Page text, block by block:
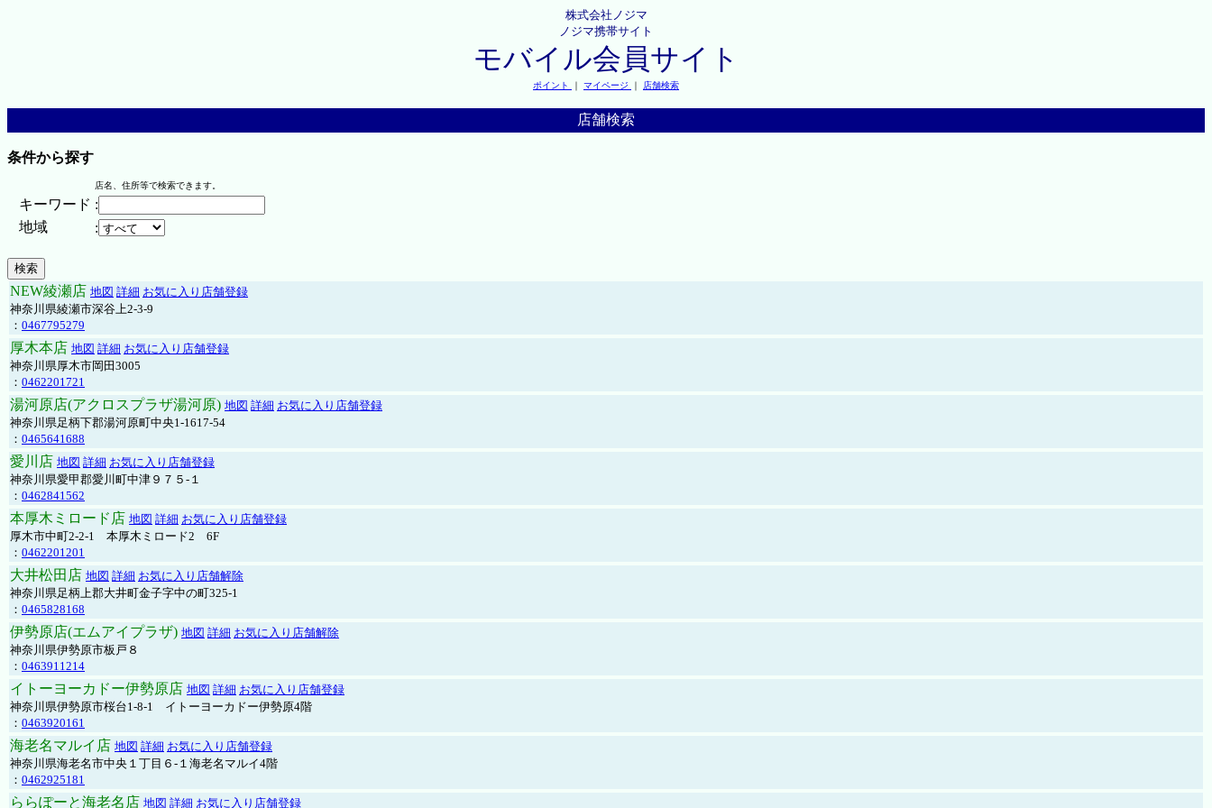
株式会社ノジマ
ノジマ携帯サイト
モバイル会員サイト
ポイント ｜ マイページ ｜ 店舗検索
店舗検索
条件から探す
店名、住所等で検索できます。
キーワード :
地域
:
NEW綾瀬店 地図 詳細 お気に入り店舗登録
神奈川県綾瀬市深谷上2-3-9
： 0467795279
厚木本店 地図 詳細 お気に入り店舗登録
神奈川県厚木市岡田3005
： 0462201721
湯河原店(アクロスプラザ湯河原) 地図 詳細 お気に入り店舗登録
神奈川県足柄下郡湯河原町中央1-1617-54
： 0465641688
愛川店 地図 詳細 お気に入り店舗登録
神奈川県愛甲郡愛川町中津９７５-１
： 0462841562
本厚木ミロード店 地図 詳細 お気に入り店舗登録
厚木市中町2-2-1 本厚木ミロード2 6F
： 0462201201
大井松田店 地図 詳細 お気に入り店舗解除
神奈川県足柄上郡大井町金子字中の町325-1
： 0465828168
伊勢原店(エムアイプラザ) 地図 詳細 お気に入り店舗解除
神奈川県伊勢原市板戸８
： 0463911214
イトーヨーカドー伊勢原店 地図 詳細 お気に入り店舗登録
神奈川県伊勢原市桜台1-8-1 イトーヨーカドー伊勢原4階
： 0463920161
海老名マルイ店 地図 詳細 お気に入り店舗登録
神奈川県海老名市中央１丁目６-１海老名マルイ4階
： 0462925181
ららぽーと海老名店 地図 詳細 お気に入り店舗登録